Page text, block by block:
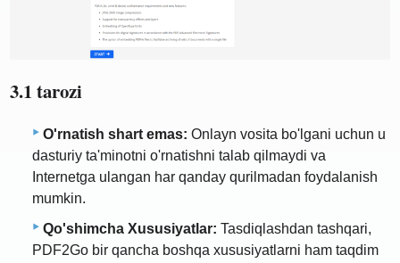
3.1 tarozi
O'rnatish shart emas: Onlayn vosita bo'lgani uchun u
dasturiy ta'minotni o'rnatishni talab qilmaydi va
Internetga ulangan har qanday qurilmadan foydalanish
mumkin.
Qo'shimcha Xususiyatlar: Tasdiqlashdan tashqari,
PDF2Go bir qancha boshqa xususiyatlarni ham taqdim